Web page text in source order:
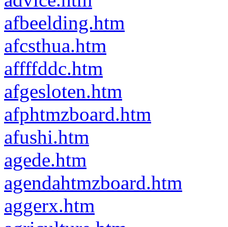
afbeelding.htm
afcsthua.htm
affffddc.htm
afgesloten.htm
afphtmzboard.htm
afushi.htm
agede.htm
agendahtmzboard.htm
aggerx.htm